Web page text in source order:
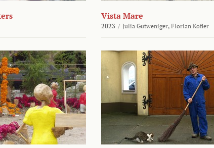
Vista Mare
2023 / Julia Gutweniger, Florian Kofler